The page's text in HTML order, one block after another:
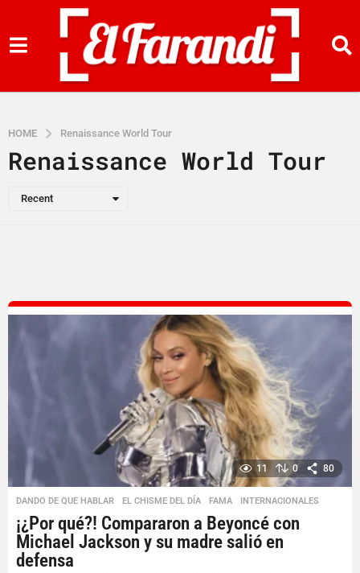
HOME Renaissance World Tour
Renaissance World Tour
Recent
11 0 80
DANDO DE QUE HABLAR ,EL CHISME DEL DÍA ,FAMA INTERNACIONALES
¡¿Por qué?! Compararon a Beyoncé con
Michael Jackson y su madre salió en
defensa